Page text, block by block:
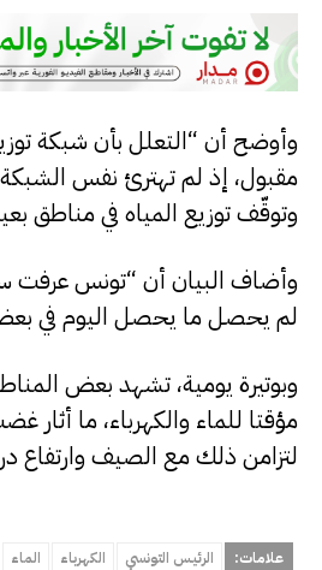
وأوضح أن “التعلل بأن شبكة
مقبول، إذ لم تهترئ نفس
وتوقّف توزيع المياه في مناطق
وأضاف البيان أن “تونس عرفت
لم يحصل ما يحصل اليوم في
وبوتيرة يومية، تشهد بعض
مؤقتا للماء والكهرباء، ما
لتزامن ذلك مع الصيف وارتفاع
علامات: الرئيس التونسي الكهرباء الماء